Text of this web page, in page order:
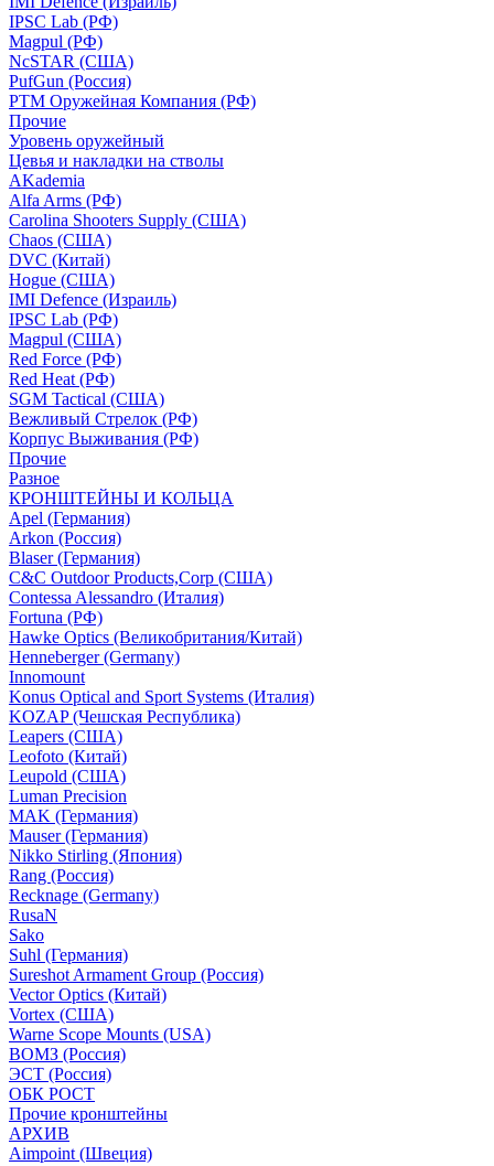
IPSC Lab (РФ)
Magpul (РФ)
NcSTAR (США)
PufGun (Россия)
РТМ Оружейная Компания (РФ)
Прочие
Уровень оружейный
Цевья и накладки на стволы
AKademia
Alfa Arms (РФ)
Carolina Shooters Supply (США)
Chaos (США)
DVC (Китай)
Hogue (США)
IMI Defence (Израиль)
IPSC Lab (РФ)
Magpul (США)
Red Force (РФ)
Red Heat (РФ)
SGM Tactical (США)
Вежливый Стрелок (РФ)
Корпус Выживания (РФ)
Прочие
Разное
КРОНШТЕЙНЫ И КОЛЬЦА
Apel (Германия)
Arkon (Россия)
Blaser (Германия)
C&C Outdoor Products,Corp (США)
Contessa Alessandro (Италия)
Fortuna (РФ)
Hawke Optics (Великобритания/Китай)
Henneberger (Germany)
Innomount
Konus Optical and Sport Systems (Италия)
KOZAP (Чешская Республика)
Leapers (США)
Leofoto (Китай)
Leupold (США)
Luman Precision
MAK (Германия)
Mauser (Германия)
Nikko Stirling (Япония)
Rang (Россия)
Recknage (Germany)
RusaN
Sako
Suhl (Германия)
Sureshot Armament Group (Россия)
Vector Optics (Китай)
Vortex (США)
Warne Scope Mounts (USA)
ВОМЗ (Россия)
ЭСТ (Россия)
ОБК РОСТ
Прочие кронштейны
АРХИВ
Aimpoint (Швеция)